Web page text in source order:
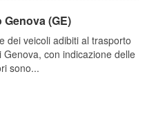
(GE)
dei veicoli adibiti al trasporto
con indicazione delle
sono...